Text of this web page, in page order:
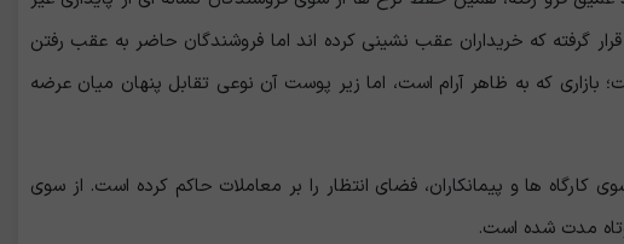
گرفته که خریداران عقب نشینی کرده ‌اند اما فروشندگان حاضر به عقب رفتن
که به ظاهر آرام است، اما زیر پوست آن نوعی تقابل پنهان میان عرضه
‌ها و پیمانکاران، فضای انتظار را بر معاملات حاکم کرده است. از سوی
مدت شده است.